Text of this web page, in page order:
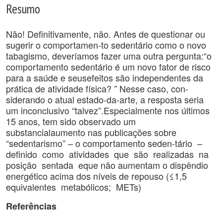
Resumo
Não! Definitivamente, não. Antes de questionar ou
sugerir o comportamen-to sedentário como o novo
tabagismo, deveríamos fazer uma outra pergunta:“o
comportamento sedentário é um novo fator de risco
para a saúde e seusefeitos são independentes da
prática de atividade física? ” Nesse caso, con-
siderando o atual estado-da-arte, a resposta seria
um inconclusivo “talvez”.Especialmente nos últimos
15 anos, tem sido observado um
substancialaumento nas publicações sobre
“sedentarismo” – o comportamento seden-tário –
definido como atividades que são realizadas na
posição sentada eque não aumentam o dispêndio
energético acima dos níveis de repouso (≤1,5
equivalentes metabólicos; METs)
Referências